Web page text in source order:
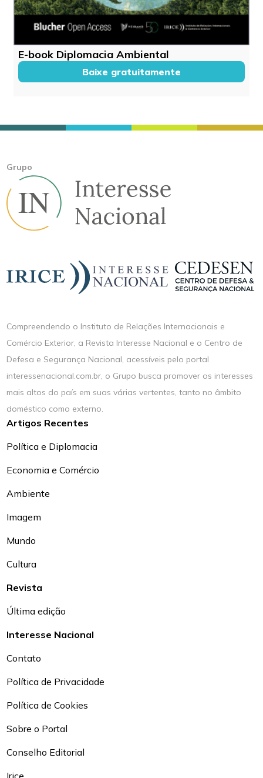
E-book Diplomacia Ambiental
Baixe gratuitamente
Grupo
Compreendendo o Instituto de Relações Internacionais e
Comércio Exterior, a Revista Interesse Nacional e o Centro de
Defesa e Segurança Nacional, acessíveis pelo portal
interessenacional.com.br, o Grupo busca promover os interesses
mais altos do país em suas várias vertentes, tanto no âmbito
doméstico como externo.
Artigos Recentes
Política e Diplomacia
Economia e Comércio
Ambiente
Imagem
Mundo
Cultura
Revista
Última edição
Interesse Nacional
Contato
Política de Privacidade
Política de Cookies
Sobre o Portal
Conselho Editorial
Irice